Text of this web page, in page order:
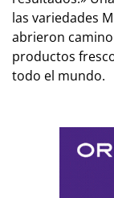
las variedades
abrieron
productos
todo el mundo.